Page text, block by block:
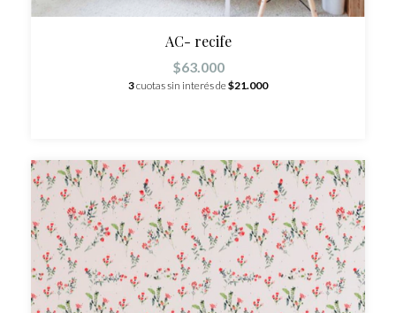
AC- recife
$63.000
3cuotas sin interés de$21.000